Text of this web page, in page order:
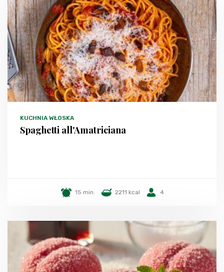
KUCHNIA WŁOSKA
Spaghetti all'Amatriciana
15 min. 2211 kcal 4